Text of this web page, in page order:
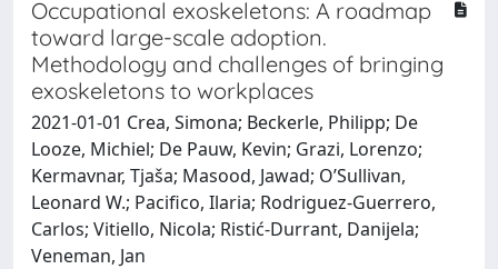
Occupational exoskeletons: A roadmap
toward large-scale adoption.
Methodology and challenges of bringing
exoskeletons to workplaces
2021-01-01 Crea, Simona; Beckerle, Philipp; De
Looze, Michiel; De Pauw, Kevin; Grazi, Lorenzo;
Kermavnar, Tjaša; Masood, Jawad; O’Sullivan,
Leonard W.; Pacifico, Ilaria; Rodriguez-Guerrero,
Carlos; Vitiello, Nicola; Ristić-Durrant, Danijela;
Veneman, Jan